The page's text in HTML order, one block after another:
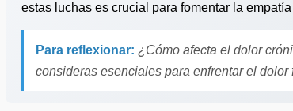
estas luchas es crucial para fomentar la
Para reflexionar: ¿Cómo afecta el dolor
consideras esenciales para enfrentar el